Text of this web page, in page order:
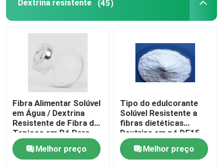
Excursão da fábrica
Controle da qualidade
Contacte-nos
Peça umas citações
Dextrina resistente (45)
Fibra Alimentar Solúvel
em Água / Dextrina
Resistente de Fibra de
Tapioca em Pó Para
Doces
Melhor preço
Tipo do edulcorante
Solúvel Resistente a
fibras dietéticas
Dextrina em pó DE15-
20
Melhor preço